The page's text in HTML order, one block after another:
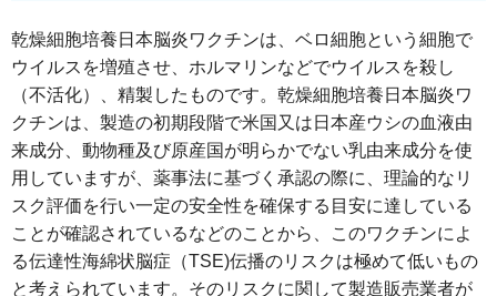
乾燥細胞培養日本脳炎ワクチンは、ベロ細胞という細胞で
ウイルスを増殖させ、ホルマリンなどでウイルスを殺し
（不活化）、精製したものです。乾燥細胞培養日本脳炎ワ
クチンは、製造の初期段階で米国又は日本産ウシの血液由
来成分、動物種及び原産国が明らかでない乳由来成分を使
用していますが、薬事法に基づく承認の際に、理論的なリ
スク評価を行い一定の安全性を確保する目安に達している
ことが確認されているなどのことから、このワクチンによ
る伝達性海綿状脳症（TSE)伝播のリスクは極めて低いもの
と考えられています。そのリスクに関して製造販売業者が